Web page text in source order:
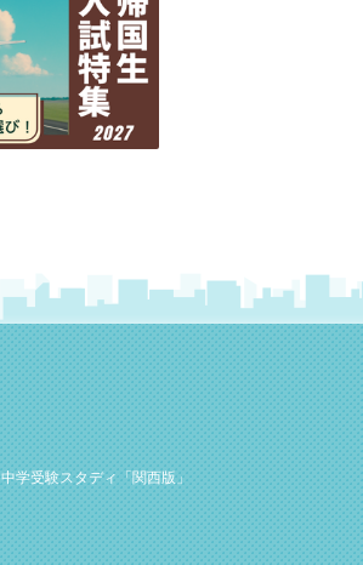
中学受験スタディ「関西版」